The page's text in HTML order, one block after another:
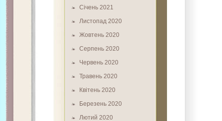
Січень 2021
Листопад 2020
Жовтень 2020
Серпень 2020
Червень 2020
Травень 2020
Квітень 2020
Березень 2020
Лютий 2020